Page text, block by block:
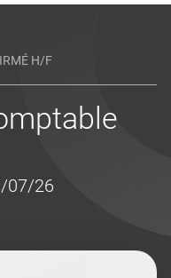
H/F
07/26